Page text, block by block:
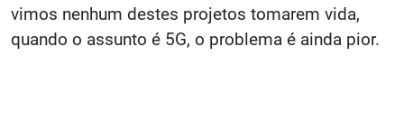
vimos nenhum destes projetos tomarem vida,
quando o assunto é 5G, o problema é ainda pior.